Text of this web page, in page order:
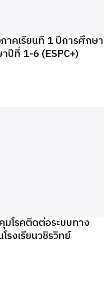
าคเรียนที่ 1 ปีการศึกษา
ปีที่ 1-6 (ESPC+)
โรคติดต่อระบบทาง
รงเรียนวชิรวิทย์